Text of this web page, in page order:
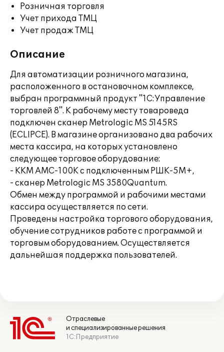
Розничная торговля
Учет прихода ТМЦ
Учет продаж ТМЦ
Описание
Для автоматизации розничного магазина,
расположенного в остановочном комплексе,
выбран программный продукт "1С:Управление
торговлей 8". К рабочему месту товароведа
подключен сканер Metrologic MS 5145RS
(ECLIPCE). В магазине организовано два рабочих
места кассира, на которых установлено
следующее торговое оборудование:
- ККМ АМС-100К с подключенным РШК-5М+,
- сканер Metrologic MS 3580Quantum.
Обмен между программой и рабочими местами
кассира осуществляется по сети.
Проведены настройка торгового оборудования,
обучение сотрудников работе с программой и
торговым оборудованием. Осуществляется
дальнейшая поддержка пользователей.
Отраслевые
и специализированные решения
1С:Предприятие